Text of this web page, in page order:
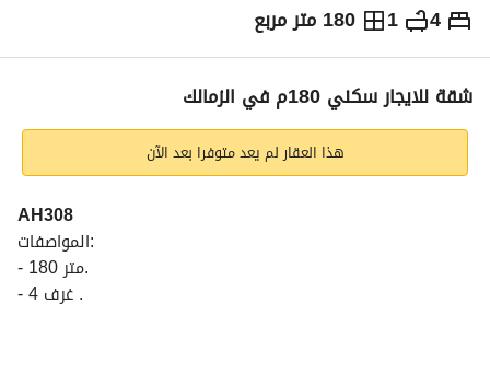
4
1 180 متر مربع ج.م27,000شهرياً
الاماكن القريبةشقة للايجار سكني 180م في الزمالك
هذا العقار لم يعد متوفرا بعد الآن
AH308
المواصفات:
- 180 متر.
- 4 غرف .